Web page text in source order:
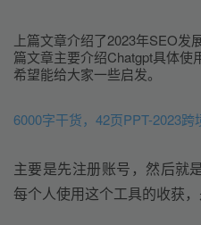
上篇文章介绍了2023年SEO发
篇文章主要介绍Chatgpt具体使
希望能给大家一些启发。
6000字干货，42页PPT-2023
主要是先注册账号，然后就
每个人使用这个工具的收获，